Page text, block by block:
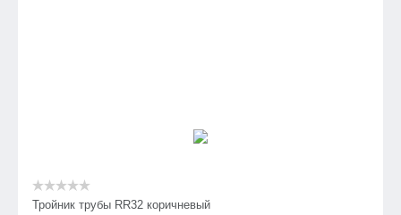
Тройник трубы RR32 коричневый